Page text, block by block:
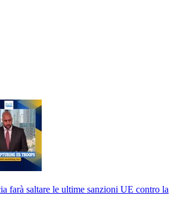
farà saltare le ultime sanzioni UE contro la